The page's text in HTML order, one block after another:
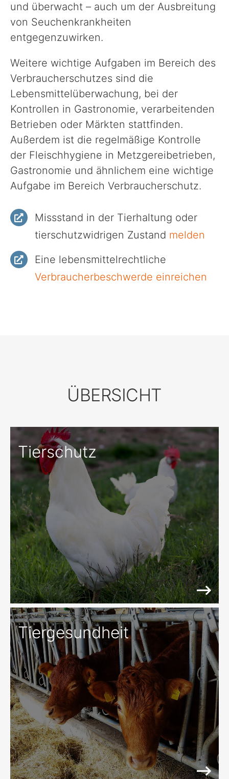
Veterinärwesen
Unser Landkreis
Politik
Verwaltung
Unsere Standorte
Formulare & Anträge und Co.
und überwacht – auch um der Ausbreitung
von Seuchenkrankheiten
entgegenzuwirken.
Weitere wichtige Aufgaben im Bereich des
Verbraucherschutzes sind die
Lebensmittelüberwachung, bei der
Kontrollen in Gastronomie, verarbeitenden
Betrieben oder Märkten stattfinden.
Außerdem ist die regelmäßige Kontrolle
der Fleischhygiene in Metzgereibetrieben,
Gastronomie und ähnlichem eine wichtige
Aufgabe im Bereich Verbraucherschutz.
Missstand in der Tierhaltung oder
tierschutzwidrigen Zustand melden
Eine lebensmittelrechtliche
Verbraucherbeschwerde einreichen
ÜBERSICHT
Tierschutz
Tiergesundheit